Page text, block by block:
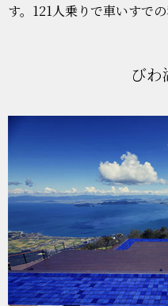
す。121人乗りで車いすで
びわ